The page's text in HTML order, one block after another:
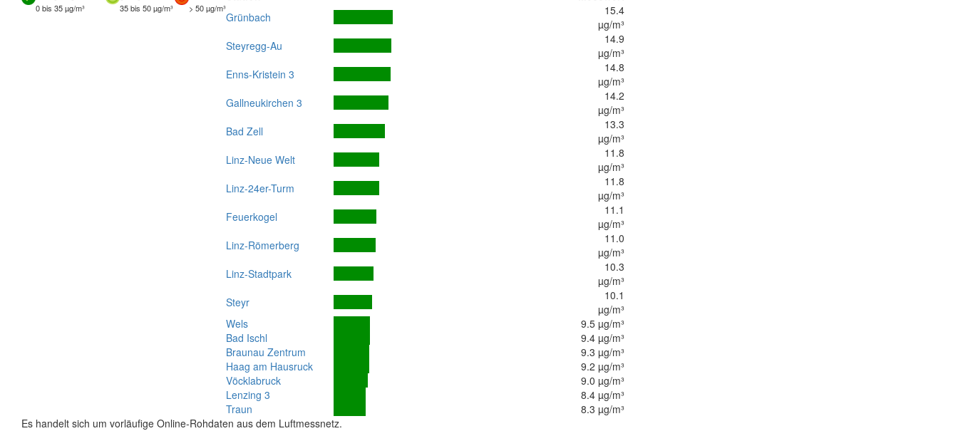
0 bis 35 µg/m³
35 bis 50 µg/m³ > 50 µg/m³
Grünbach
15.4
µg/m³
Steyregg-Au
14.9
µg/m³
Enns-Kristein 3
14.8
µg/m³
Gallneukirchen 3
14.2
µg/m³
Bad Zell
13.3
µg/m³
Linz-Neue Welt
11.8
µg/m³
Linz-24er-Turm
11.8
µg/m³
Feuerkogel
11.1
µg/m³
Linz-Römerberg
11.0
µg/m³
Linz-Stadtpark
10.3
µg/m³
Steyr
10.1
µg/m³
Wels
9.5 µg/m³
Bad Ischl
9.4 µg/m³
Braunau Zentrum
9.3 µg/m³
Haag am Hausruck
9.2 µg/m³
Vöcklabruck
9.0 µg/m³
Lenzing 3
8.4 µg/m³
Traun
8.3 µg/m³
Es handelt sich um vorläufige Online-Rohdaten aus dem Luftmessnetz.